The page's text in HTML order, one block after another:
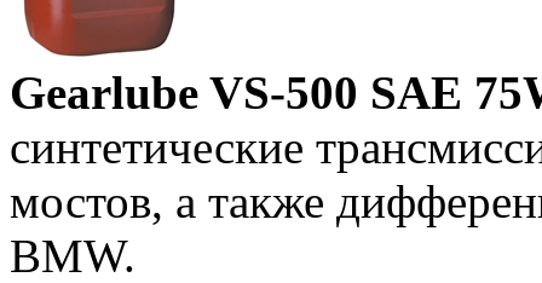
Gearlube VS-500 SAE
синтетические
мостов, а также
BMW.